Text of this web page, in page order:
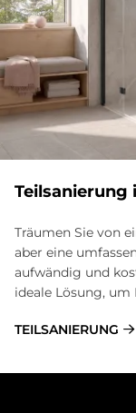
Teilsanierung
Träumen Sie von
aber eine
aufwändig und
ideale Lösung,
TEILSANIERUNG